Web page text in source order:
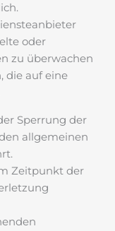
oder
zu überwachen
die auf eine
Sperrung der
allgemeinen
Zeitpunkt der